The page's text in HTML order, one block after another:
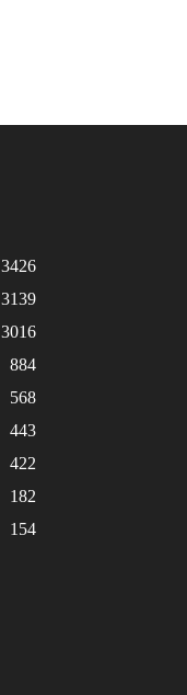
3426
3139
3016
884
568
443
422
182
154